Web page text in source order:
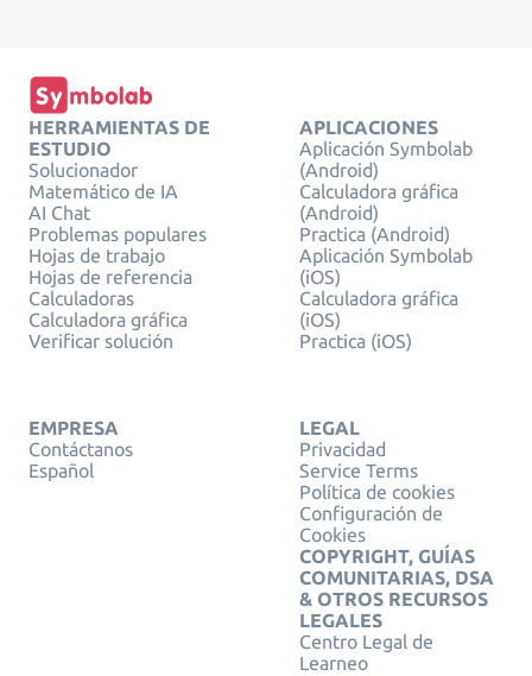
HERRAMIENTAS DE
ESTUDIO
Solucionador
Matemático de IA
AI Chat
Problemas populares
Hojas de trabajo
Hojas de referencia
Calculadoras
Calculadora gráfica
Verificar solución
APLICACIONES
Aplicación Symbolab
(Android)
Calculadora gráfica
(Android)
Practica (Android)
Aplicación Symbolab
(iOS)
Calculadora gráfica
(iOS)
Practica (iOS)
EMPRESA
Contáctanos
Español
LEGAL
Privacidad
Service Terms
Política de cookies
Configuración de
Cookies
COPYRIGHT, GUÍAS
COMUNITARIAS, DSA
& OTROS RECURSOS
LEGALES
Centro Legal de
Learneo